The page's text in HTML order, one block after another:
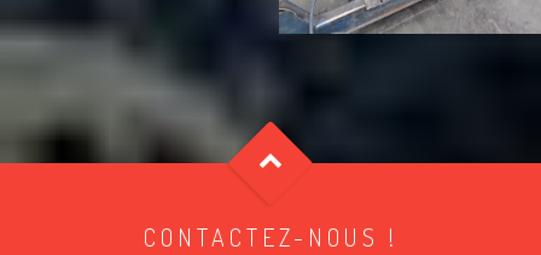
CONTACTEZ-NOUS !